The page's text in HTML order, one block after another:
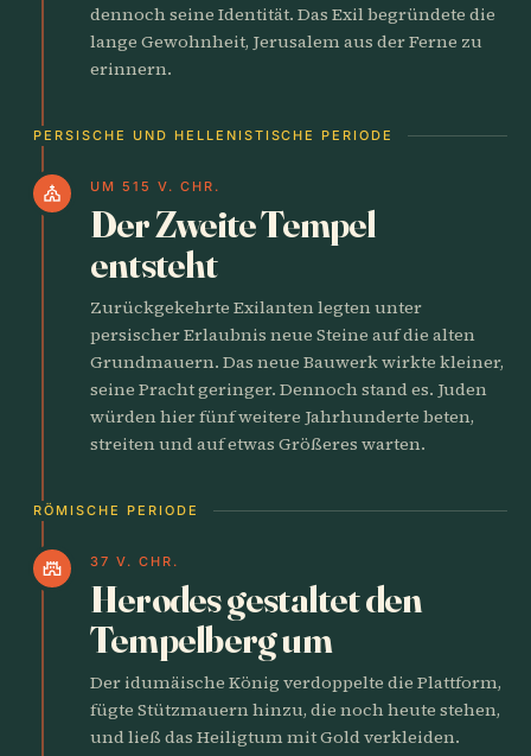
dennoch seine Identität. Das Exil begründete die
lange Gewohnheit, Jerusalem aus der Ferne zu
erinnern.
PERSISCHE UND HELLENISTISCHE PERIODE
church UM 515 V. CHR.
Der Zweite Tempel
entsteht
Zurückgekehrte Exilanten legten unter
persischer Erlaubnis neue Steine auf die alten
Grundmauern. Das neue Bauwerk wirkte kleiner,
seine Pracht geringer. Dennoch stand es. Juden
würden hier fünf weitere Jahrhunderte beten,
streiten und auf etwas Größeres warten.
RÖMISCHE PERIODE
castle 37 V. CHR.
Herodes gestaltet den
Tempelberg um
Der idumäische König verdoppelte die Plattform,
fügte Stützmauern hinzu, die noch heute stehen,
und ließ das Heiligtum mit Gold verkleiden.